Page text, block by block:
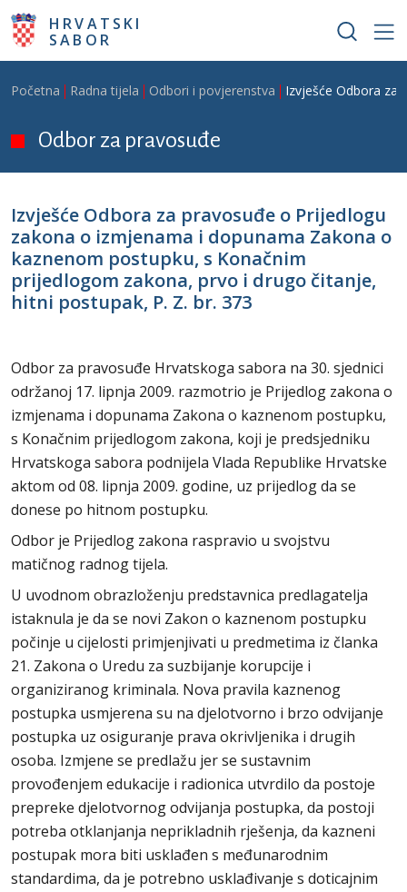
Skoči na glavni sadržaj
HRVATSKI
SABOR
Breadcrumb
Početna Radna tijela Odbori i povjerenstva Izvješće Odbora za
Odbor za pravosuđe
Izvješće Odbora za pravosuđe o Prijedlogu
zakona o izmjenama i dopunama Zakona o
kaznenom postupku, s Konačnim
prijedlogom zakona, prvo i drugo čitanje,
hitni postupak, P. Z. br. 373
Odbor za pravosuđe Hrvatskoga sabora na 30. sjednici
održanoj 17. lipnja 2009. razmotrio je Prijedlog zakona o
izmjenama i dopunama Zakona o kaznenom postupku,
s Konačnim prijedlogom zakona, koji je predsjedniku
Hrvatskoga sabora podnijela Vlada Republike Hrvatske
aktom od 08. lipnja 2009. godine, uz prijedlog da se
donese po hitnom postupku.
Odbor je Prijedlog zakona raspravio u svojstvu
matičnog radnog tijela.
U uvodnom obrazloženju predstavnica predlagatelja
istaknula je da se novi Zakon o kaznenom postupku
počinje u cijelosti primjenjivati u predmetima iz članka
21. Zakona o Uredu za suzbijanje korupcije i
organiziranog kriminala. Nova pravila kaznenog
postupka usmjerena su na djelotvorno i brzo odvijanje
postupka uz osiguranje prava okrivljenika i drugih
osoba. Izmjene se predlažu jer se sustavnim
provođenjem edukacije i radionica utvrdilo da postoje
prepreke djelotvornog odvijanja postupka, da postoji
potreba otklanjanja neprikladnih rješenja, da kazneni
postupak mora biti usklađen s međunarodnim
standardima, da je potrebno usklađivanje s doticajnim